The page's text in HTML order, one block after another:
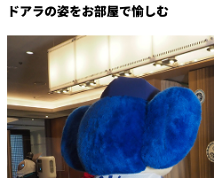
ドアラの姿をお部屋で愉しむ